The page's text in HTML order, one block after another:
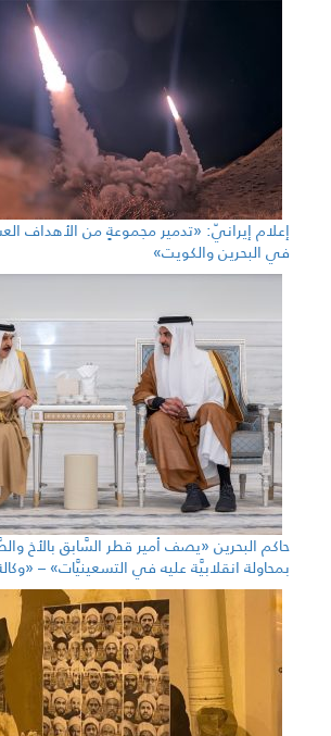
إعلام إيرانيّ: «تدمير مجموعةٍ من الأهداف
في البحرين والكويت»
حاكم البحرين «يصف أمير قطر السَّابق بالأخ
بمحاولة انقلابيَّة عليه في التسعينيَّات» – «وكالة بنا»